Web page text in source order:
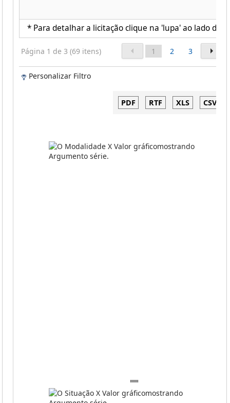
* Para detalhar a licitação clique na 'lupa' ao lado de
Página 1 de 3 (69 itens) 1 2 3
Personalizar Filtro